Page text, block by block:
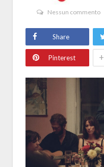
Nessun commento
Share
Pinterest +